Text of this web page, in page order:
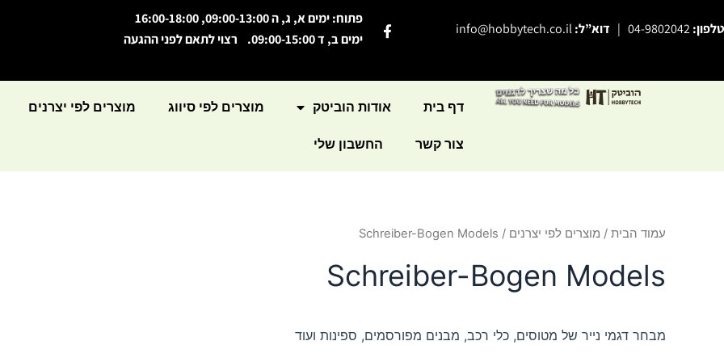
לתוכן
טלפון:04-9802042
| דוא”ל:info@hobbytech.co.il
F
a
b
o
פתוח: ימים א, ג, ה 09:00-13:00, 16:00-18:00
ימים ב, ד 09:00-15:00. רצוי לתאם לפני ההגעה
דף בית אודות הוביטק מוצרים לפי סיווג מוצרים לפי יצרנים
צור קשר החשבון שלי
עמוד הבית / מוצרים לפי יצרנים / Schreiber-Bogen Models
Schreiber-Bogen Models
מבחר דגמי נייר של מטוסים, כלי רכב, מבנים מפורסמים, ספינות ועוד